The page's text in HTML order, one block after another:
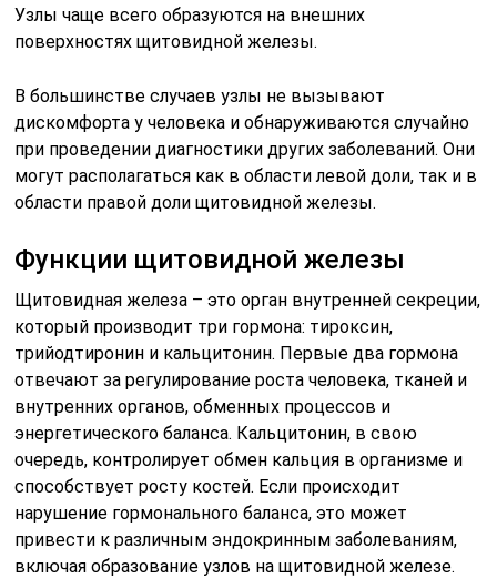
Узлы чаще всего образуются на внешних
поверхностях щитовидной железы.
В большинстве случаев узлы не вызывают
дискомфорта у человека и обнаруживаются случайно
при проведении диагностики других заболеваний. Они
могут располагаться как в области левой доли, так и в
области правой доли щитовидной железы.
Функции щитовидной железы
Щитовидная железа – это орган внутренней секреции,
который производит три гормона: тироксин,
трийодтиронин и кальцитонин. Первые два гормона
отвечают за регулирование роста человека, тканей и
внутренних органов, обменных процессов и
энергетического баланса. Кальцитонин, в свою
очередь, контролирует обмен кальция в организме и
способствует росту костей. Если происходит
нарушение гормонального баланса, это может
привести к различным эндокринным заболеваниям,
включая образование узлов на щитовидной железе.